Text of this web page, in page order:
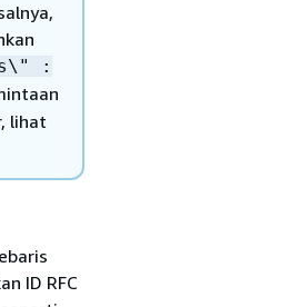
:
lihat
ID RFC